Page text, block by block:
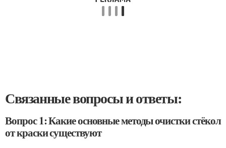
Связанные вопросы и ответы:
Вопрос 1: Какие основные методы очистки стёкол
от краски существуют